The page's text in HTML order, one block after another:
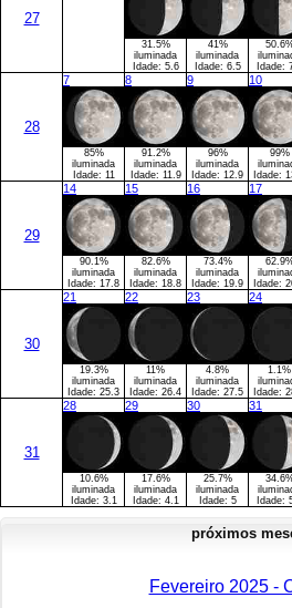
27
31.5%
iluminada
Idade: 5.6
41%
iluminada
Idade: 6.5
Idade:
28
7
85%
iluminada
Idade: 11
8
91.2%
iluminada
Idade: 11.9
9
96%
iluminada
Idade: 12.9
10
99%
Idade:
29
14
90.1%
iluminada
Idade: 17.8
15
82.6%
iluminada
Idade: 18.8
16
73.4%
iluminada
Idade: 19.9
17
Idade:
30
21
19.3%
iluminada
Idade: 25.3
22
11%
iluminada
Idade: 26.4
23
4.8%
iluminada
Idade: 27.5
24
1.1%
Idade:
31
28
10.6%
iluminada
Idade: 3.1
29
17.6%
iluminada
Idade: 4.1
30
25.7%
iluminada
Idade: 5
31
Idade:
próximos
Fevereiro 2025 -